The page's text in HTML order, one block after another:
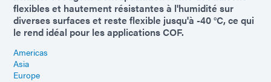
flexibles et hautement résistantes à l'humidité sur
diverses surfaces et reste flexible jusqu'à -40 °C, ce qui
le rend idéal pour les applications COF.
Americas
Asia
Europe